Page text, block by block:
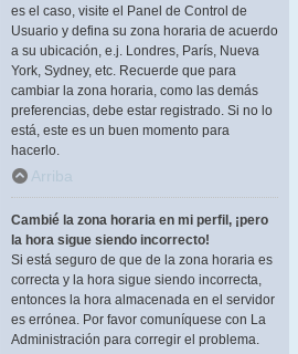
es el caso, visite el Panel de Control de
Usuario y defina su zona horaria de acuerdo
a su ubicación, e.j. Londres, París, Nueva
York, Sydney, etc. Recuerde que para
cambiar la zona horaria, como las demás
preferencias, debe estar registrado. Si no lo
está, este es un buen momento para
hacerlo.
Arriba
Cambié la zona horaria en mi perfil, ¡pero
la hora sigue siendo incorrecto!
Si está seguro de que de la zona horaria es
correcta y la hora sigue siendo incorrecta,
entonces la hora almacenada en el servidor
es errónea. Por favor comuníquese con La
Administración para corregir el problema.